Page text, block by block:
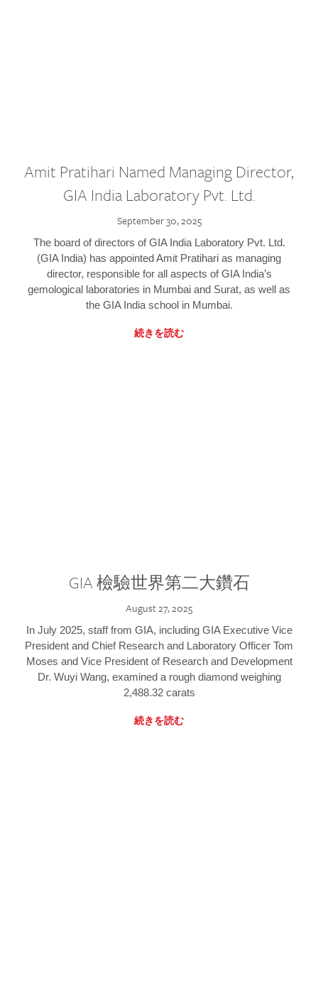
Amit Pratihari Named Managing Director,
GIA India Laboratory Pvt. Ltd.
September 30, 2025
The board of directors of GIA India Laboratory Pvt. Ltd.
(GIA India) has appointed Amit Pratihari as managing
director, responsible for all aspects of GIA India’s
gemological laboratories in Mumbai and Surat, as well as
the GIA India school in Mumbai.
続きを読む
GIA 檢驗世界第二大鑽石
August 27, 2025
In July 2025, staff from GIA, including GIA Executive Vice
President and Chief Research and Laboratory Officer Tom
Moses and Vice President of Research and Development
Dr. Wuyi Wang, examined a rough diamond weighing
2,488.32 carats
続きを読む